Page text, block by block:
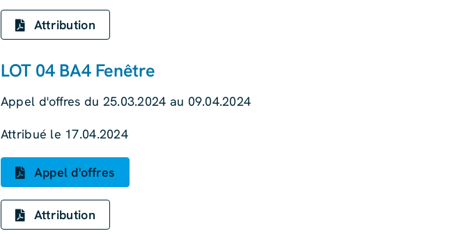
Attribution
LOT 04 BA4 Fenêtre
Appel d'offres du 25.03.2024 au 09.04.2024
Attribué le 17.04.2024
Appel d'offres
Attribution